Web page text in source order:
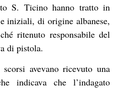
S. Ticino hanno tratto in
iniziali, di origine albanese,
ritenuto responsabile del
di pistola.
avevano ricevuto una
indicava che l’indagato